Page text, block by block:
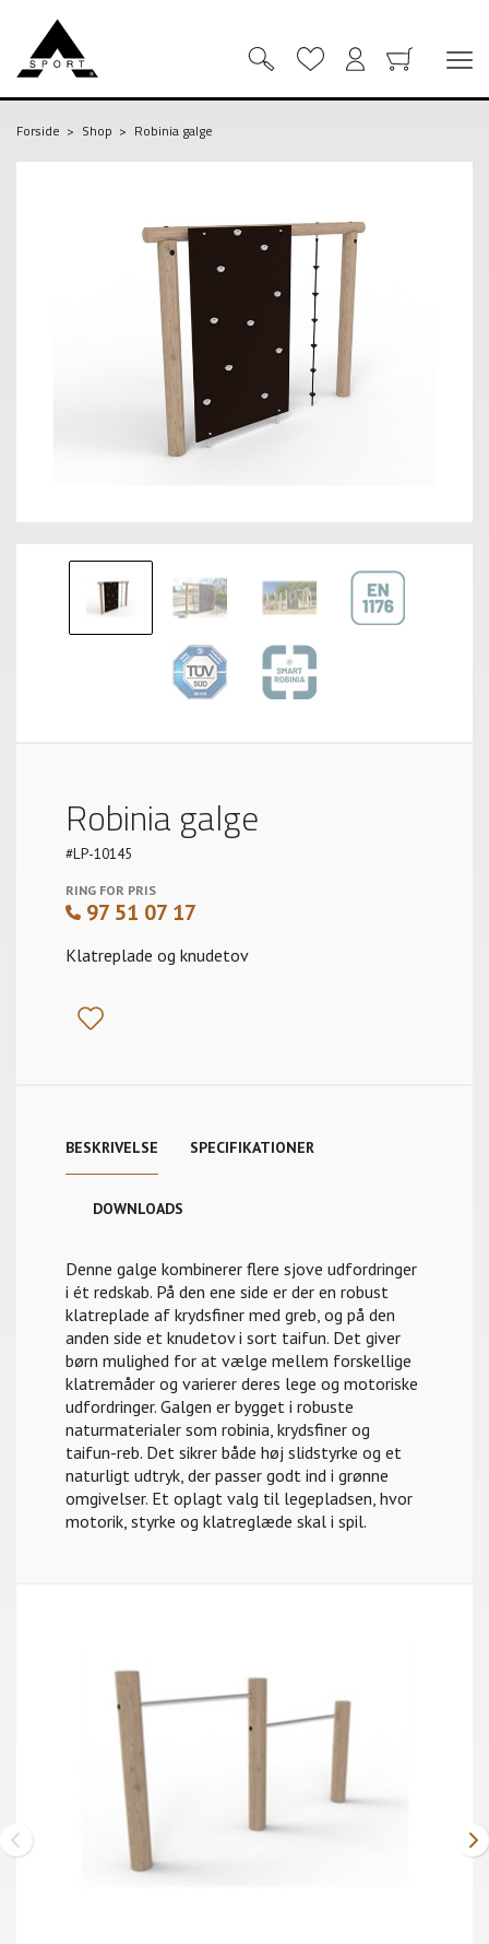
Forside Shop Robinia galge
Robinia galge
#LP-10145
RING FOR PRIS
97 51 07 17
Klatreplade og knudetov
BESKRIVELSE SPECIFIKATIONER
DOWNLOADS
Denne galge kombinerer flere sjove udfordringer
i ét redskab. På den ene side er der en robust
klatreplade af krydsfiner med greb, og på den
anden side et knudetov i sort taifun. Det giver
børn mulighed for at vælge mellem forskellige
klatremåder og varierer deres lege og motoriske
udfordringer. Galgen er bygget i robuste
naturmaterialer som robinia, krydsfiner og
taifun-reb. Det sikrer både høj slidstyrke og et
naturligt udtryk, der passer godt ind i grønne
omgivelser. Et oplagt valg til legepladsen, hvor
motorik, styrke og klatreglæde skal i spil.